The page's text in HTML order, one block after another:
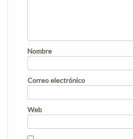
Nombre
Correo electrónico
Web